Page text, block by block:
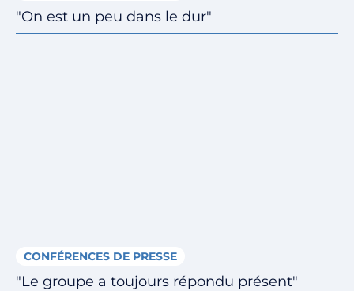
"On est un peu dans le dur"
CONFÉRENCES DE PRESSE
"Le groupe a toujours répondu présent"